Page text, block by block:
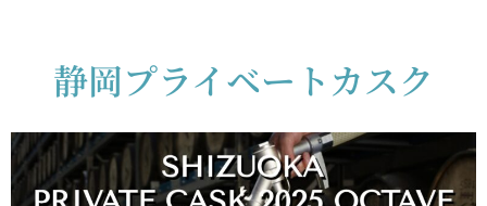
静岡プライベートカスク